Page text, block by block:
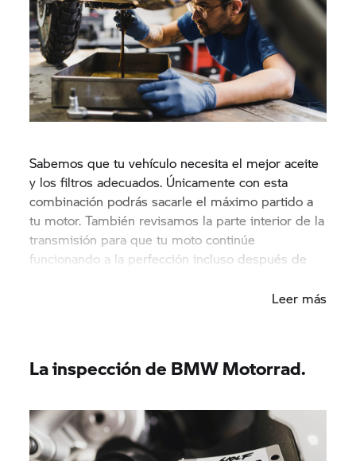
Sabemos que tu vehículo necesita el mejor aceite
y los filtros adecuados. Únicamente con esta
combinación podrás sacarle el máximo partido a
tu motor. También revisamos la parte interior de la
transmisión para que tu moto continúe
funcionando a la perfección incluso después de
Leer más
La inspección de BMW Motorrad.